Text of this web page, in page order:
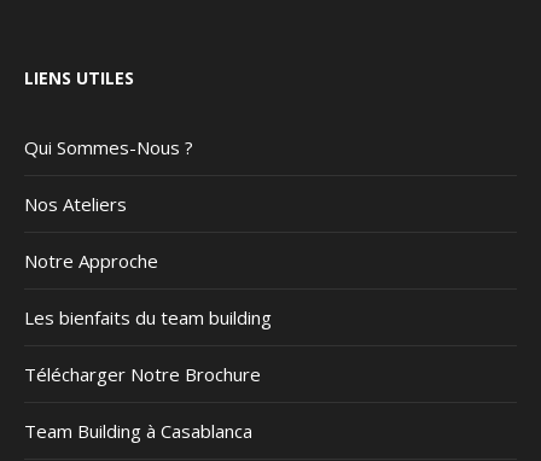
LIENS UTILES
Qui Sommes-Nous ?
Nos Ateliers
Notre Approche
Les bienfaits du team building
Télécharger Notre Brochure
Team Building à Casablanca